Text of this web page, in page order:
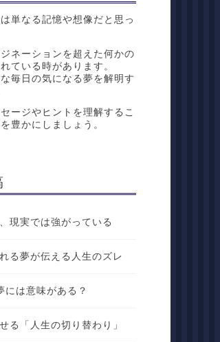
単なる記憶や想像だと思っ
ネーションを超えた何かの
ている時があります。
毎日の気になる夢を解明す
ージやヒントを理解するこ
豊かにしましょう。
現実では強がっている
る夢が伝える人生のズレ
には意味がある？
る「人生の切り替わり」